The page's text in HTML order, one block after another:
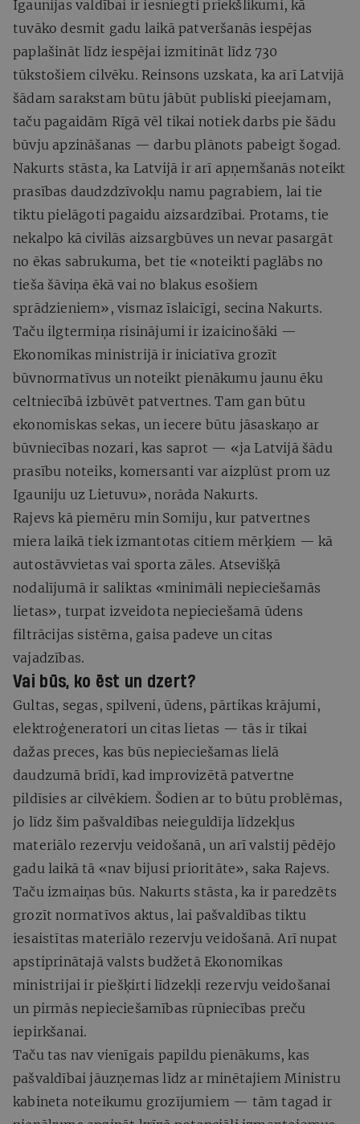
Igaunijas valdībai ir iesniegti priekšlikumi, kā
tuvāko desmit gadu laikā patveršanās iespējas
paplašināt līdz iespējai izmitināt līdz 730
tūkstošiem cilvēku. Reinsons uzskata, ka arī Latvijā
šādam sarakstam būtu jābūt publiski pieejamam,
taču pagaidām Rīgā vēl tikai notiek darbs pie šādu
būvju apzināšanas — darbu plānots pabeigt šogad.
Nakurts stāsta, ka Latvijā ir arī apņemšanās noteikt
prasības daudzdzīvokļu namu pagrabiem, lai tie
tiktu pielāgoti pagaidu aizsardzībai. Protams, tie
nekalpo kā civilās aizsargbūves un nevar pasargāt
no ēkas sabrukuma, bet tie «noteikti paglābs no
tieša šāviņa ēkā vai no blakus esošiem
sprādzieniem», vismaz īslaicīgi, secina Nakurts.
Taču ilgtermiņa risinājumi ir izaicinošāki —
Ekonomikas ministrijā ir iniciatīva grozīt
būvnormatīvus un noteikt pienākumu jaunu ēku
celtniecībā izbūvēt patvertnes. Tam gan būtu
ekonomiskas sekas, un iecere būtu jāsaskaņo ar
būvniecības nozari, kas saprot — «ja Latvijā šādu
prasību noteiks, komersanti var aizplūst prom uz
Igauniju uz Lietuvu», norāda Nakurts.
Rajevs kā piemēru min Somiju, kur patvertnes
miera laikā tiek izmantotas citiem mērķiem — kā
autostāvvietas vai sporta zāles. Atsevišķā
nodalījumā ir saliktas «minimāli nepieciešamās
lietas», turpat izveidota nepieciešamā ūdens
filtrācijas sistēma, gaisa padeve un citas
vajadzības.
Vai būs, ko ēst un dzert?
Gultas, segas, spilveni, ūdens, pārtikas krājumi,
elektroģeneratori un citas lietas — tās ir tikai
dažas preces, kas būs nepieciešamas lielā
daudzumā brīdī, kad improvizētā patvertne
pildīsies ar cilvēkiem. Šodien ar to būtu problēmas,
jo līdz šim pašvaldības neieguldīja līdzekļus
materiālo rezervju veidošanā, un arī valstij pēdējo
gadu laikā tā «nav bijusi prioritāte», saka Rajevs.
Taču izmaiņas būs. Nakurts stāsta, ka ir paredzēts
grozīt normatīvos aktus, lai pašvaldības tiktu
iesaistītas materiālo rezervju veidošanā. Arī nupat
apstiprinātajā valsts budžetā Ekonomikas
ministrijai ir piešķirti līdzekļi rezervju veidošanai
un pirmās nepieciešamības rūpniecības preču
iepirkšanai.
Taču tas nav vienīgais papildu pienākums, kas
pašvaldībai jāuzņemas līdz ar minētajiem Ministru
kabineta noteikumu grozījumiem — tām tagad ir